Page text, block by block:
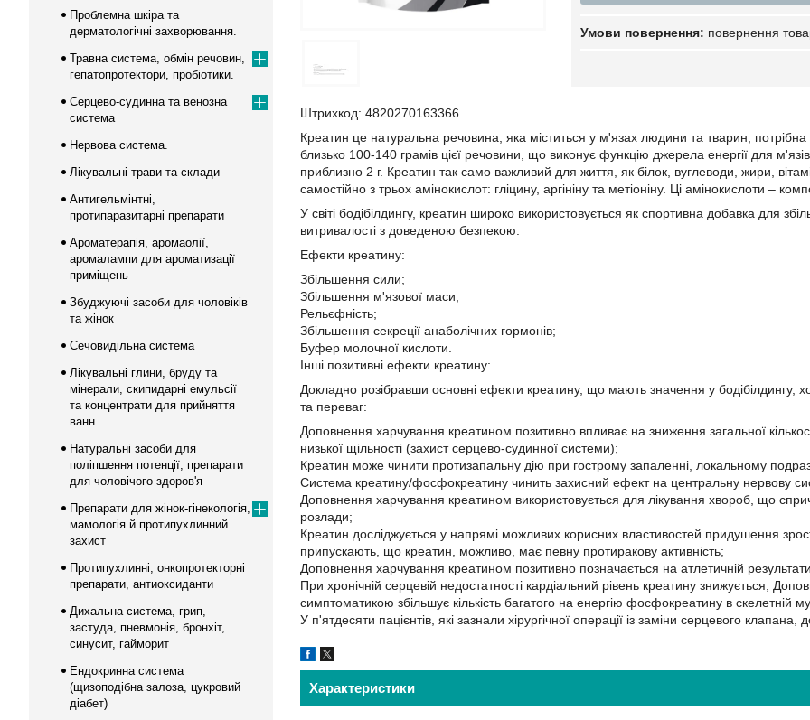
повернення
Штрихкод: 4820270163366
Креатин це натуральна речовина, яка міститься у м'язах людини та тварин,
близько 100-140 грамів цієї речовини, що виконує функцію джерела енергії для
приблизно 2 г. Креатин так само важливий для життя, як білок, вуглеводи, жири,
самостійно з трьох амінокислот: гліцину, аргініну та метіоніну. Ці амінокислоти –
У світі бодібілдингу, креатин широко використовується як спортивна добавка для
витривалості з доведеною безпекою.
Ефекти креатину:
Збільшення сили;
Збільшення м'язової маси;
Рельєфність;
Збільшення секреції анаболічних гормонів;
Буфер молочної кислоти.
Інші позитивні ефекти креатину:
Докладно розібравши основні ефекти креатину, що мають значення у бодібілдингу,
та переваг:
Доповнення харчування креатином позитивно впливає на зниження загальної
низької щільності (захист серцево-судинної системи);
Креатин може чинити протизапальну дію при гострому запаленні, локальному
Система креатину/фосфокреатину чинить захисний ефект на центральну нервову
Доповнення харчування креатином використовується для лікування хвороб, що
розлади;
Креатин досліджується у напрямі можливих корисних властивостей придушення
припускають, що креатин, можливо, має певну протиракову активність;
Доповнення харчування креатином позитивно позначається на атлетичній
При хронічній серцевій недостатності кардіальний рівень креатину знижується;
симптоматикою збільшує кількість багатого на енергію фосфокреатину в скелетній
У п'ятдесяти пацієнтів, які зазнали хірургічної операції із заміни серцевого
Характеристики
Проблемна шкіра та
дерматологічні захворювання.
Травна система, обмін речовин,
гепатопротектори, пробіотики.
Серцево-судинна та венозна
система
Нервова система.
Лікувальні трави та склади
Антигельмінтні,
протипаразитарні препарати
Ароматерапія, аромаолії,
аромалампи для ароматизації
приміщень
Збуджуючі засоби для чоловіків
та жінок
Сечовидільна система
Лікувальні глини, бруду та
мінерали, скипидарні емульсії
та концентрати для прийняття
ванн.
Натуральні засоби для
поліпшення потенції, препарати
для чоловічого здоров'я
Препарати для жінок-гінекологія,
мамологія й протипухлинний
захист
Протипухлинні, онкопротекторні
препарати, антиоксиданти
Дихальна система, грип,
застуда, пневмонія, бронхіт,
синусит, гайморит
Ендокринна система
(щизоподібна залоза, цукровий
діабет)